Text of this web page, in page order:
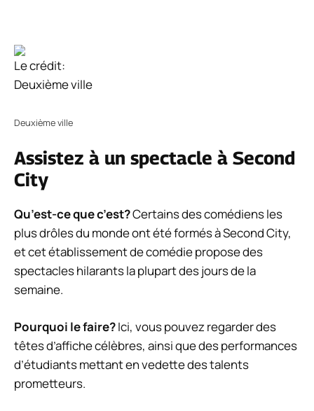
Le crédit:
Deuxième ville
Deuxième ville
Assistez à un spectacle à Second
City
Qu’est-ce que c’est?Certains des comédiens les
plus drôles du monde ont été formés à Second City,
et cet établissement de comédie propose des
spectacles hilarants la plupart des jours de la
semaine.
Pourquoi le faire?Ici, vous pouvez regarder des
têtes d’affiche célèbres, ainsi que des performances
d’étudiants mettant en vedette des talents
prometteurs.